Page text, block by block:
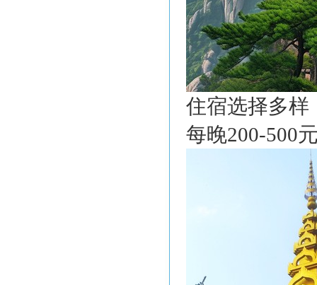
住宿选择多样
每晚200-500